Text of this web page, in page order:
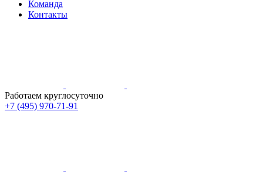
Команда
Контакты
Работаем круглосуточно
+7 (495) 970-71-91